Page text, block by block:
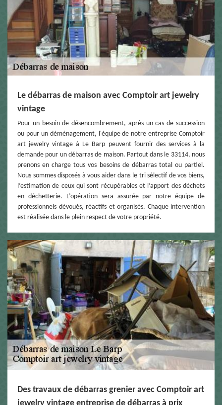
Le débarras de maison avec Comptoir art jewelry
vintage
Pour un besoin de désencombrement, après un cas de succession
ou pour un déménagement, l'équipe de notre entreprise Comptoir
art jewelry vintage à Le Barp peuvent fournir des services à la
demande pour un débarras de maison. Partout dans le 33114, nous
prenons en charge tous vos besoins de débarras total ou partiel.
Nous sommes disposés à vous aider dans le tri sélectif de vos biens,
l’estimation de ceux qui sont récupérables et l’apport des déchets
en déchetterie. L’opération sera assurée par notre équipe de
professionnels dévoués, réactifs et organisés. Chaque intervention
est réalisée dans le plein respect de votre propriété.
Des travaux de débarras grenier avec Comptoir art